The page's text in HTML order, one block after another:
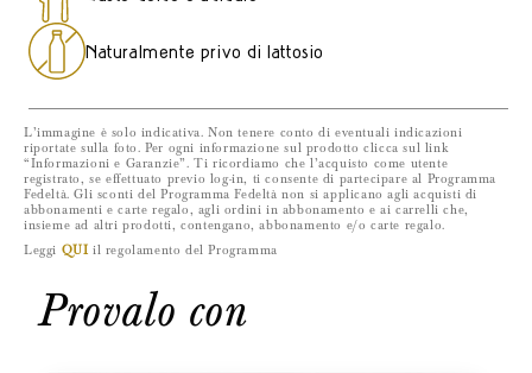
Naturalmente privo di lattosio
L’immagine è solo indicativa. Non tenere conto di eventuali indicazioni
riportate sulla foto. Per ogni informazione sul prodotto clicca sul link
“Informazioni e Garanzie”. Ti ricordiamo che l’acquisto come utente
registrato, se effettuato previo log-in, ti consente di partecipare al Programma
Fedeltà. Gli sconti del Programma Fedeltà non si applicano agli acquisti di
abbonamenti e carte regalo, agli ordini in abbonamento e ai carrelli che,
insieme ad altri prodotti, contengano, abbonamento e/o carte regalo.
Leggi QUI il regolamento del Programma
Provalo con